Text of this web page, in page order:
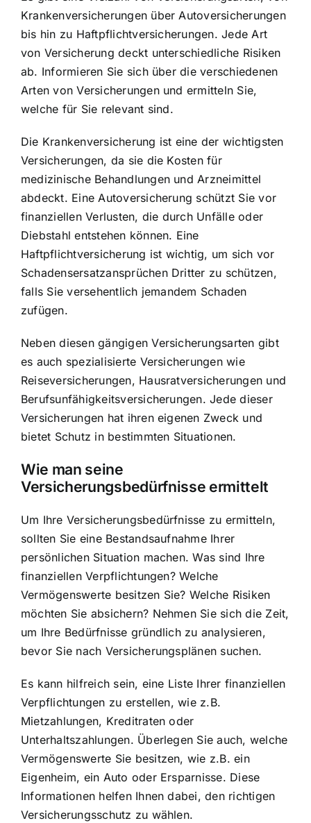
Krankenversicherungen über Autoversicherungen
bis hin zu Haftpflichtversicherungen. Jede Art
von Versicherung deckt unterschiedliche Risiken
ab. Informieren Sie sich über die verschiedenen
Arten von Versicherungen und ermitteln Sie,
welche für Sie relevant sind.
Die Krankenversicherung ist eine der wichtigsten
Versicherungen, da sie die Kosten für
medizinische Behandlungen und Arzneimittel
abdeckt. Eine Autoversicherung schützt Sie vor
finanziellen Verlusten, die durch Unfälle oder
Diebstahl entstehen können. Eine
Haftpflichtversicherung ist wichtig, um sich vor
Schadensersatzansprüchen Dritter zu schützen,
falls Sie versehentlich jemandem Schaden
zufügen.
Neben diesen gängigen Versicherungsarten gibt
es auch spezialisierte Versicherungen wie
Reiseversicherungen, Hausratversicherungen und
Berufsunfähigkeitsversicherungen. Jede dieser
Versicherungen hat ihren eigenen Zweck und
bietet Schutz in bestimmten Situationen.
Wie man seine
Versicherungsbedürfnisse ermittelt
Um Ihre Versicherungsbedürfnisse zu ermitteln,
sollten Sie eine Bestandsaufnahme Ihrer
persönlichen Situation machen. Was sind Ihre
finanziellen Verpflichtungen? Welche
Vermögenswerte besitzen Sie? Welche Risiken
möchten Sie absichern? Nehmen Sie sich die Zeit,
um Ihre Bedürfnisse gründlich zu analysieren,
bevor Sie nach Versicherungsplänen suchen.
Es kann hilfreich sein, eine Liste Ihrer finanziellen
Verpflichtungen zu erstellen, wie z.B.
Mietzahlungen, Kreditraten oder
Unterhaltszahlungen. Überlegen Sie auch, welche
Vermögenswerte Sie besitzen, wie z.B. ein
Eigenheim, ein Auto oder Ersparnisse. Diese
Informationen helfen Ihnen dabei, den richtigen
Versicherungsschutz zu wählen.